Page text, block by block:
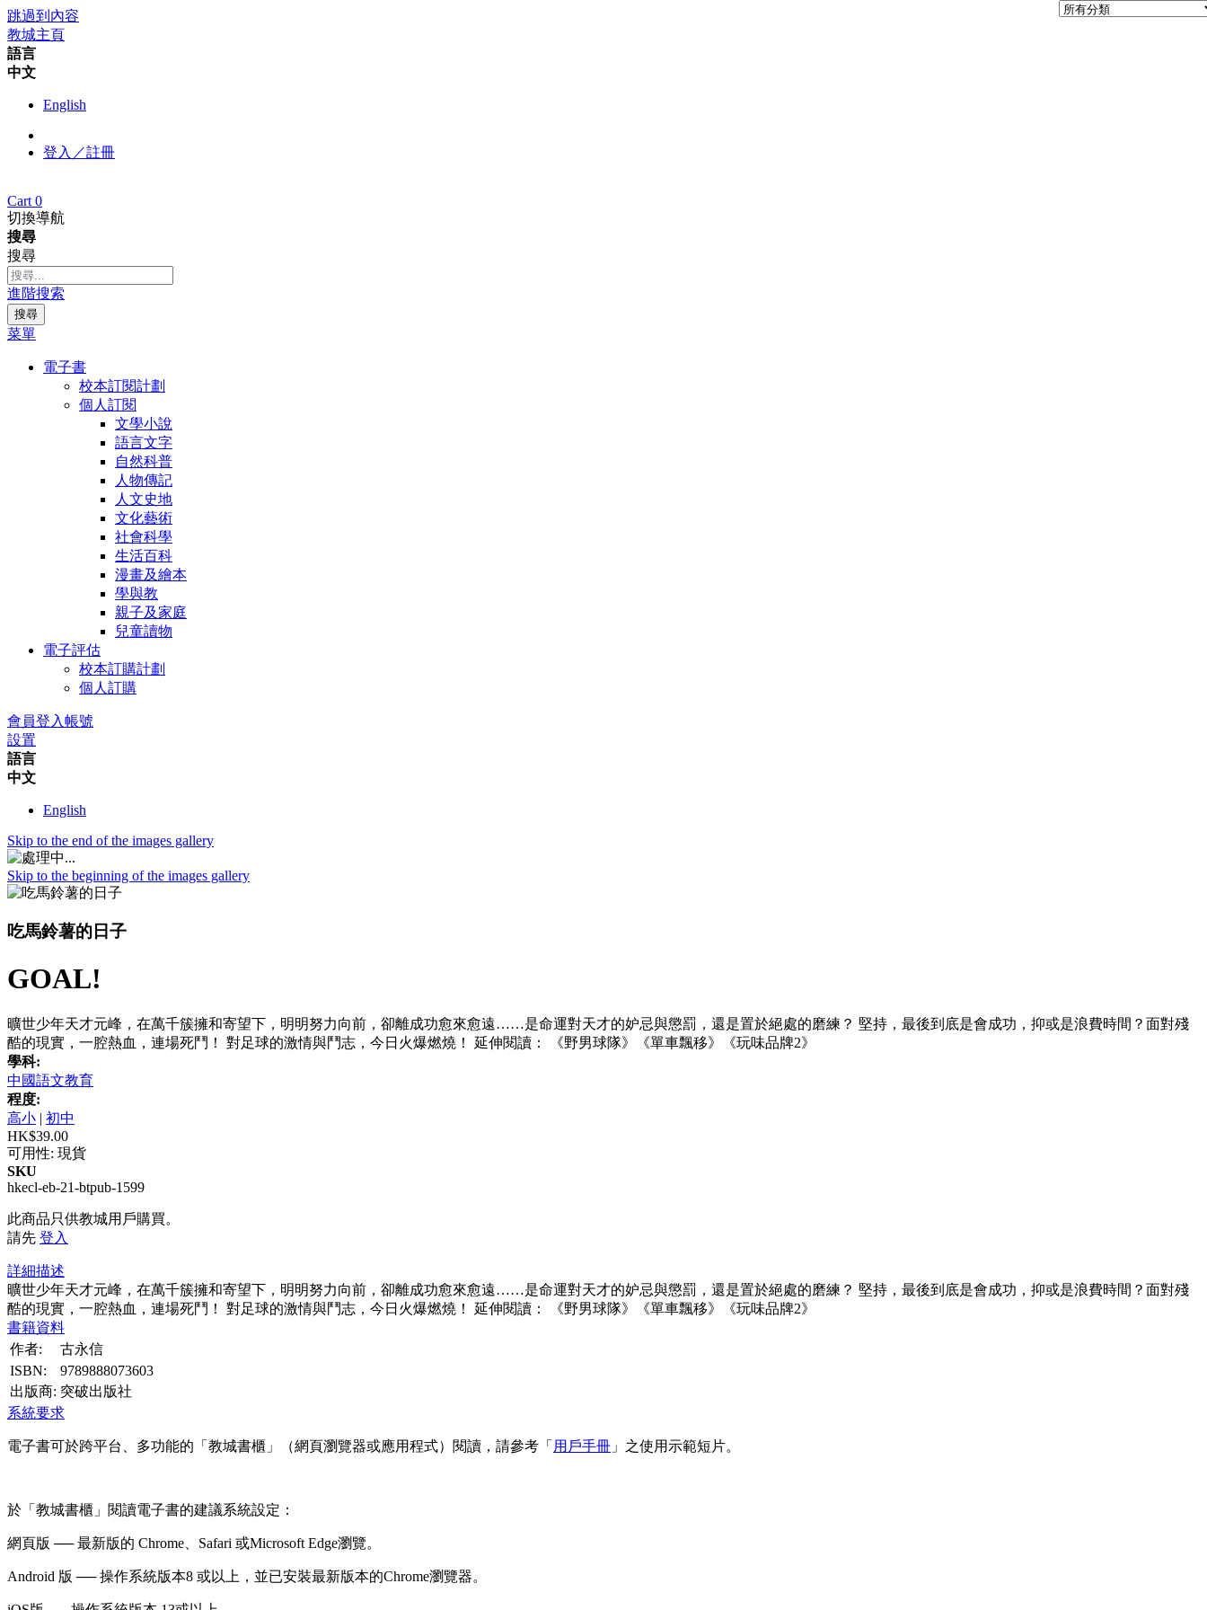
跳過到內容
教城主頁
語言
中文
English
登入／註冊
Cart 0
切換導航
搜尋
搜尋
進階搜索
搜尋
菜單
電子書
校本訂閱計劃
個人訂閱
文學小說
語言文字
自然科普
人物傳記
人文史地
文化藝術
社會科學
生活百科
漫畫及繪本
學與教
親子及家庭
兒童讀物
電子評估
校本訂購計劃
個人訂購
會員登入帳號
設置
語言
中文
English
Skip to the end of the images gallery
Skip to the beginning of the images gallery
吃馬鈴薯的日子
GOAL!
曠世少年天才元峰，在萬千簇擁和寄望下，明明努力向前，卻離成功愈來愈遠……是命運對天才的妒忌與懲罰，還是置於絕處的磨練？ 堅持，最後到底是會成功，抑或是浪費時間？面對殘
酷的現實，一腔熱血，連場死鬥！ 對足球的激情與鬥志，今日火爆燃燒！ 延伸閱讀： 《野男球隊》《單車飄移》《玩味品牌2》
學科:
中國語文教育
程度:
高小 | 初中
HK$39.00
可用性: 現貨
SKU
hkecl-eb-21-btpub-1599
此商品只供教城用戶購買。
請先 登入
詳細描述
曠世少年天才元峰，在萬千簇擁和寄望下，明明努力向前，卻離成功愈來愈遠……是命運對天才的妒忌與懲罰，還是置於絕處的磨練？ 堅持，最後到底是會成功，抑或是浪費時間？面對殘
酷的現實，一腔熱血，連場死鬥！ 對足球的激情與鬥志，今日火爆燃燒！ 延伸閱讀： 《野男球隊》《單車飄移》《玩味品牌2》
書籍資料
作者:
古永信
ISBN:
9789888073603
出版商: 突破出版社
系統要求
電子書可於跨平台、多功能的「教城書櫃」（網頁瀏覽器或應用程式）閱讀，請參考「 用戶手冊 」之使用示範短片。
於「教城書櫃」閱讀電子書的建議系統設定：
網頁版 ── 最新版的 Chrome、Safari 或Microsoft Edge瀏覽。
Android 版 ── 操作系統版本8 或以上，並已安裝最新版本的Chrome瀏覽器。